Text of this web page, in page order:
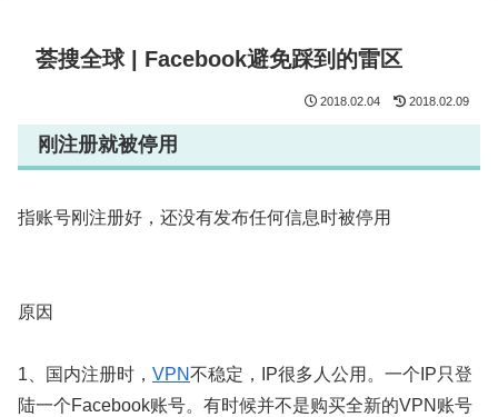
荟搜全球 | Facebook避免踩到的雷区
2018.02.04 2018.02.09
刚注册就被停用
指账号刚注册好，还没有发布任何信息时被停用
原因
1、国内注册时， VPN不稳定，IP很多人公用。一个IP只登
陆一个Facebook账号。有时候并不是购买全新的VPN账号